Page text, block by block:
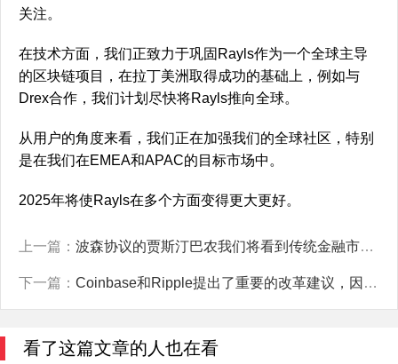
关注。
在技术方面，我们正致力于巩固Rayls作为一个全球主导
的区块链项目，在拉丁美洲取得成功的基础上，例如与
Drex合作，我们计划尽快将Rayls推向全球。
从用户的角度来看，我们正在加强我们的全球社区，特别
是在我们在EMEA和APAC的目标市场中。
2025年将使Rayls在多个方面变得更大更好。
上一篇： 波森协议的贾斯汀巴农我们将看到传统金融市场拥抱现实世界资产通证化
下一篇： Coinbase和Ripple提出了重要的改革建议，因为Elon Musk的DOGE意在推动对SEC进行改革。
看了这篇文章的人也在看